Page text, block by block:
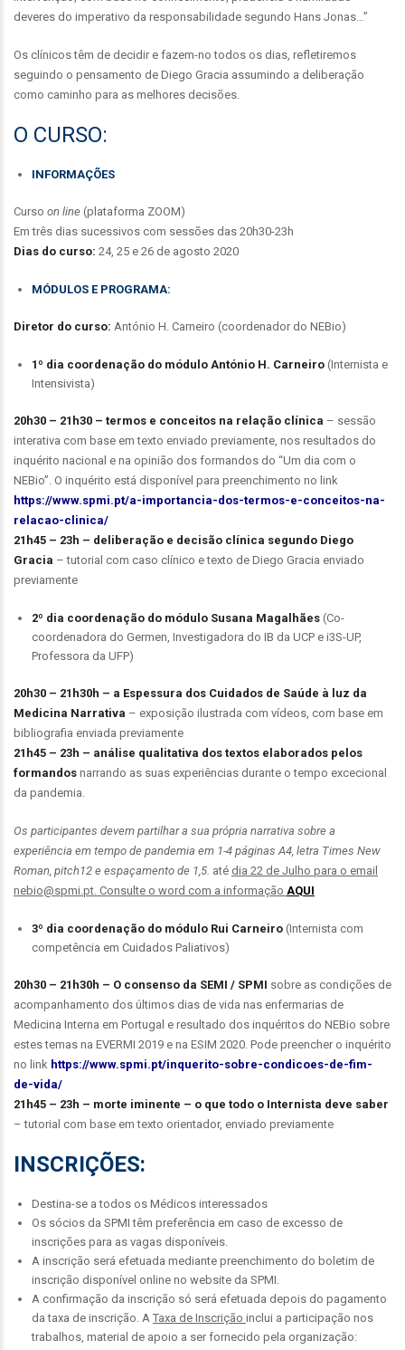
deveres do imperativo da responsabilidade segundo Hans Jonas…”
Os clínicos têm de decidir e fazem-no todos os dias, refletiremos
seguindo o pensamento de Diego Gracia assumindo a deliberação
como caminho para as melhores decisões.
O CURSO:
INFORMAÇÕES
Curso on line (plataforma ZOOM)
Em três dias sucessivos com sessões das 20h30-23h
Dias do curso: 24, 25 e 26 de agosto 2020
MÓDULOS E PROGRAMA:
Diretor do curso: António H. Carneiro (coordenador do NEBio)
1º dia coordenação do módulo António H. Carneiro (Internista e
Intensivista)
20h30 – 21h30 – termos e conceitos na relação clínica – sessão
interativa com base em texto enviado previamente, nos resultados do
inquérito nacional e na opinião dos formandos do “Um dia com o
NEBio”. O inquérito está disponível para preenchimento no link
https://www.spmi.pt/a-importancia-dos-termos-e-conceitos-na-
relacao-clinica/
21h45 – 23h – deliberação e decisão clínica segundo Diego
Gracia – tutorial com caso clínico e texto de Diego Gracia enviado
previamente
2º dia coordenação do módulo Susana Magalhães (Co-
coordenadora do Germen, Investigadora do IB da UCP e i3S-UP,
Professora da UFP)
20h30 – 21h30h – a Espessura dos Cuidados de Saúde à luz da
Medicina Narrativa – exposição ilustrada com vídeos, com base em
bibliografia enviada previamente
21h45 – 23h – análise qualitativa dos textos elaborados pelos
formandos narrando as suas experiências durante o tempo excecional
da pandemia.
Os participantes devem partilhar a sua própria narrativa sobre a
experiência em tempo de pandemia em 1-4 páginas A4, letra Times New
Roman, pitch12 e espaçamento de 1,5. até dia 22 de Julho para o email
nebio@spmi.pt. Consulte o word com a informação AQUI
3º dia coordenação do módulo Rui Carneiro (Internista com
competência em Cuidados Paliativos)
20h30 – 21h30h – O consenso da SEMI / SPMI sobre as condições de
acompanhamento dos últimos dias de vida nas enfermarias de
Medicina Interna em Portugal e resultado dos inquéritos do NEBio sobre
estes temas na EVERMI 2019 e na ESIM 2020. Pode preencher o inquérito
no link https://www.spmi.pt/inquerito-sobre-condicoes-de-fim-
de-vida/
21h45 – 23h – morte iminente – o que todo o Internista deve saber
– tutorial com base em texto orientador, enviado previamente
INSCRIÇÕES:
Destina-se a todos os Médicos interessados
Os sócios da SPMI têm preferência em caso de excesso de
inscrições para as vagas disponíveis.
A inscrição será efetuada mediante preenchimento do boletim de
inscrição disponível online no website da SPMI.
A confirmação da inscrição só será efetuada depois do pagamento
da taxa de inscrição. A Taxa de Inscrição inclui a participação nos
trabalhos, material de apoio a ser fornecido pela organização: